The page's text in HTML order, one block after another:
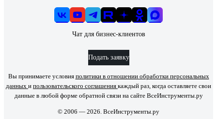
Чат для бизнес-клиентов
Подать заявку
Вы принимаете условия политики в отношении обработки персональных
данных и пользовательского соглашения каждый раз, когда оставляете свои
данные в любой форме обратной связи на сайте ВсеИнструменты.ру
© 2006 — 2026. ВсеИнструменты.ру